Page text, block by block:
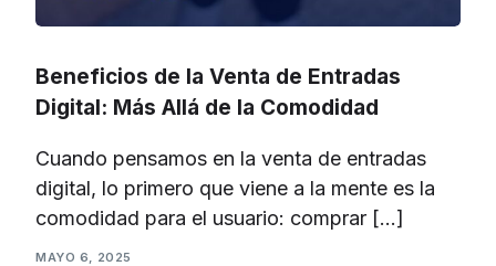
Beneficios de la Venta de Entradas
Digital: Más Allá de la Comodidad
Cuando pensamos en la venta de entradas
digital, lo primero que viene a la mente es la
comodidad para el usuario: comprar […]
MAYO 6, 2025